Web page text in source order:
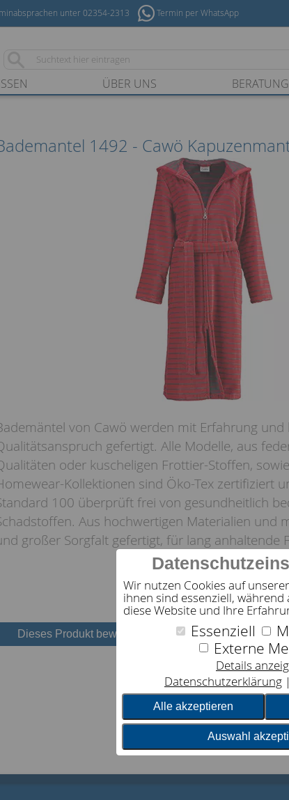
Wir nutzen Cookies auf
ihnen sind essenziell, während
diese Website und Ihre
Essenziell
Externe
Details
Datenschutzerklärung
Alle akzeptieren
Auswahl
unter 02354-2313 Termin per WhatsApp
ÜBER UNS BERATUNG
1492 - Cawö
von Cawö werden mit Erfahrung und
gefertigt. Alle Modelle, aus
oder kuscheligen Frottier-Stoffen,
Kollektionen sind Öko-Tex zertifiziert
100 überprüft frei von gesundheitlich
Aus hochwertigen Materialien und
großer Sorgfalt gefertigt, für lang anhaltende
Dieses Produkt bewerten